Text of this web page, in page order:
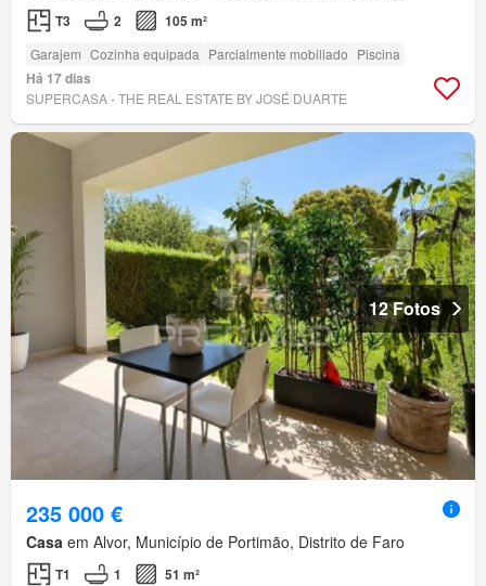
T3 2 105 m²
Garajem Cozinha equipada Parcialmente mobiliado Piscina
Há 17 dias
SUPERCASA - THE REAL ESTATE BY JOSÉ DUARTE
12 Fotos
235 000 €
Casa em Alvor, Município de Portimão, Distrito de Faro
T1 1 51 m²